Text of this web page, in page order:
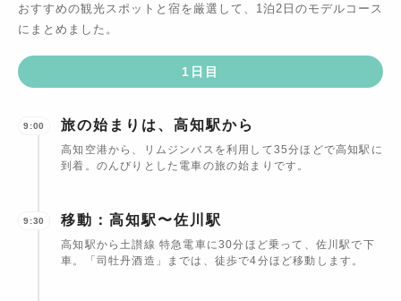
おすすめの観光スポットと宿を厳選して、 1泊2日 のモデルコース
にまとめました。
1 日目
9:00 旅の始まりは、高知駅から
高知空港から、リムジンバスを利用して35分ほどで高知駅に
到着。のんびりとした電車の旅の始まりです。
9:30 移動：高知駅〜佐川駅
高知駅から土讃線 特急電車に30分ほど乗って、佐川駅で下
車。「司牡丹酒造」までは、徒歩で4分ほど移動します。